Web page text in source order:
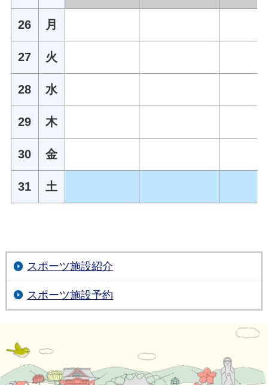
26 月
27 火
28 水
29 木
30 金
31 土
スポーツ施設紹介
スポーツ施設予約